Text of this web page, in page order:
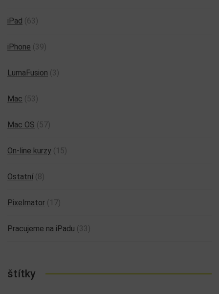
iPad (63)
iPhone (39)
LumaFusion (3)
Mac (53)
Mac OS (57)
On-line kurzy (15)
Ostatní (8)
Pixelmator (17)
Pracujeme na iPadu (33)
štítky